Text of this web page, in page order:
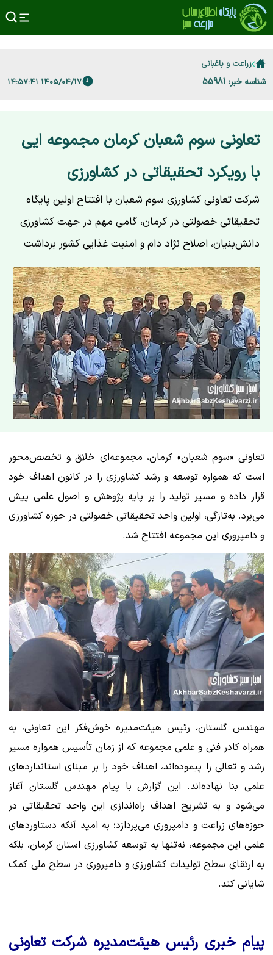
زراعت و باغبانی
شناسه خبر: 55981 ۱۴۰۵/۰۴/۱۷ ۱۴:۵۷:۴۱
تعاونی سوم شعبان کرمان مجموعه ایی
با رویکرد تحقیقاتی در کشاورزی
شرکت تعاونی کشاورزی سوم شعبان با افتتاح اولین پایگاه
تحقیقاتی خصولتی در کرمان، گامی مهم در جهت کشاورزی
دانش‌بنیان، اصلاح نژاد دام و امنیت غذایی کشور برداشت
تعاونی «سوم شعبان» کرمان، مجموعه‌ای خلاق و تخصص‌محور
است که همواره توسعه و رشد کشاورزی را در کانون اهداف خود
قرار داده و مسیر تولید را بر پایه پژوهش و اصول علمی پیش
می‌برد. به‌تازگی، اولین واحد تحقیقاتی خصولتی در حوزه کشاورزی
و دامپروری این مجموعه افتتاح شد.
مهندس گلستان، رئیس هیئت‌مدیره خوش‌فکر این تعاونی، به
همراه کادر فنی و علمی مجموعه که از زمان تأسیس همواره مسیر
رشد و تعالی را پیموده‌اند، اهداف خود را بر مبنای استانداردهای
علمی بنا نهاده‌اند. این گزارش با پیام مهندس گلستان آغاز
می‌شود و به تشریح اهداف راه‌اندازی این واحد تحقیقاتی در
حوزه‌های زراعت و دامپروری می‌پردازد؛ به امید آنکه دستاوردهای
علمی این مجموعه، نه‌تنها به توسعه کشاورزی استان کرمان، بلکه
به ارتقای سطح تولیدات کشاورزی و دامپروری در سطح ملی کمک
شایانی کند.
پیام خبری رئیس هیئت‌مدیره شرکت تعاونی